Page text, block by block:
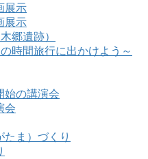
展示
展示
郷遺跡）
時間旅行に出かけよう～
始の講演会
会
たま）づくり